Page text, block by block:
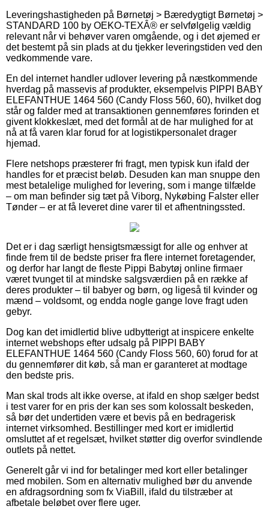
Leveringshastigheden på Børnetøj > Bæredygtigt Børnetøj >
STANDARD 100 by OEKO-TEXÂ® er selvfølgelig vældig
relevant når vi behøver varen omgående, og i det øjemed er
det bestemt på sin plads at du tjekker leveringstiden ved den
vedkommende vare.
En del internet handler udlover levering på næstkommende
hverdag på massevis af produkter, eksempelvis PIPPI BABY
ELEFANTHUE 1464 560 (Candy Floss 560, 60), hvilket dog
står og falder med at transaktionen gennemføres forinden et
givent klokkeslæt, med det formål at de har mulighed for at
nå at få varen klar forud for at logistikpersonalet drager
hjemad.
Flere netshops præsterer fri fragt, men typisk kun ifald der
handles for et præcist beløb. Desuden kan man snuppe den
mest betalelige mulighed for levering, som i mange tilfælde
– om man befinder sig tæt på Viborg, Nykøbing Falster eller
Tønder – er at få leveret dine varer til et afhentningssted.
Det er i dag særligt hensigtsmæssigt for alle og enhver at
finde frem til de bedste priser fra flere internet foretagender,
og derfor har langt de fleste Pippi Babytøj online firmaer
været tvunget til at mindske salgsværdien på en række af
deres produkter – til babyer og børn, og ligeså til kvinder og
mænd – voldsomt, og endda nogle gange love fragt uden
gebyr.
Dog kan det imidlertid blive udbytterigt at inspicere enkelte
internet webshops efter udsalg på PIPPI BABY
ELEFANTHUE 1464 560 (Candy Floss 560, 60) forud for at
du gennemfører dit køb, så man er garanteret at modtage
den bedste pris.
Man skal trods alt ikke overse, at ifald en shop sælger bedst
i test varer for en pris der kan ses som kolossalt beskeden,
så bør det undertiden være et bevis på en bedragerisk
internet virksomhed. Bestillinger med kort er imidlertid
omsluttet af et regelsæt, hvilket støtter dig overfor svindlende
outlets på nettet.
Generelt går vi ind for betalinger med kort eller betalinger
med mobilen. Som en alternativ mulighed bør du anvende
en afdragsordning som fx ViaBill, ifald du tilstræber at
afbetale beløbet over flere uger.